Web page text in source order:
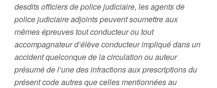
desdits officiers de police judiciaire, les agents de
police judiciaire adjoints peuvent soumettre aux
mêmes épreuves tout conducteur ou tout
accompagnateur d’élève conducteur impliqué dans un
accident quelconque de la circulation ou auteur
présumé de l’une des infractions aux prescriptions du
présent code autres que celles mentionnées au